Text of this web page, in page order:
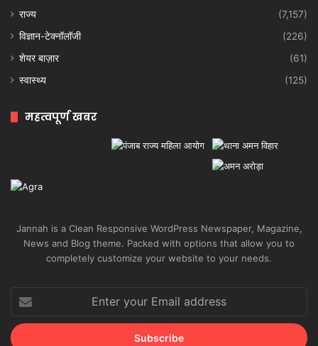
राज्य
(7,157)
विज्ञान-टेक्नॉलॉजी
(226)
शेयर बाज़ार
(61)
स्वास्थ्य
(125)
महत्वपूर्ण खबर
Jannah is a Clean Responsive WordPress Newspaper, Magazine,
News and Blog theme. Packed with options that allow you to
completely customize your website to your needs.
your
Email
address